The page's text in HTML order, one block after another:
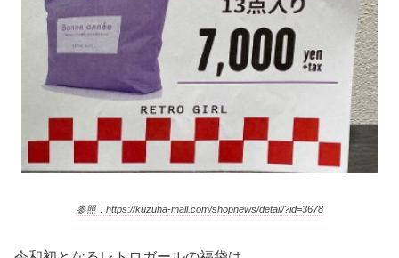
参照：https://kuzuha-mall.com/shopnews/detail/?id=3678